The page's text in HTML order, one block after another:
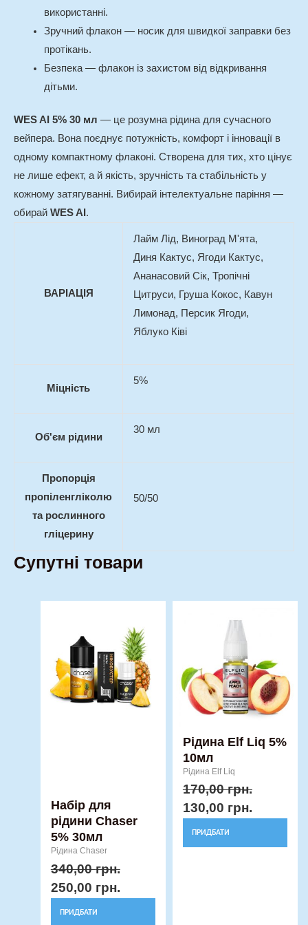
використанні.
Зручний флакон — носик для швидкої заправки без
протікань.
Безпека — флакон із захистом від відкривання
дітьми.
WES AI 5% 30 мл — це розумна рідина для сучасного
вейпера. Вона поєднує потужність, комфорт і інновації в
одному компактному флаконі. Створена для тих, хто цінує
не лише ефект, а й якість, зручність та стабільність у
кожному затягуванні. Вибирай інтелектуальне паріння —
обирай WES AI .
ВАРІАЦІЯ
Лайм Лід, Виноград М'ята,
Диня Кактус, Ягоди Кактус,
Ананасовий Сік, Тропічні
Цитруси, Груша Кокос, Кавун
Лимонад, Персик Ягоди,
Яблуко Ківі
Міцність
5%
Об'єм рідини
30 мл
Пропорція
пропіленгліколю
та рослинного
гліцерину
50/50
Супутні товари
Набір для
рідини Chaser
5% 30мл
Рідина Chaser
340,00грн.
340,00 грн..
250,00 грн.
ціна:
250,00 грн..
ПРИДБАТИ
кілька
варіантів.
Параметри
Рідина Elf Liq 5%
10мл
Рідина Elf Liq
170,00грн.
170,00 грн..
130,00 грн.
ПРИДБАТИ
кілька
варіантів.
Параметри
вибрати
на
сторінці
товару